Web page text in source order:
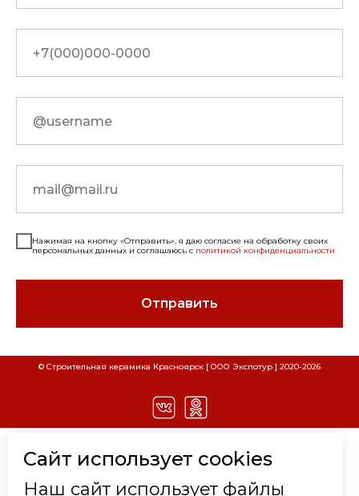
Нажимая на кнопку «Отправить», я даю согласие на обработку своих
персональных данных и соглашаюсь с политикой конфиденциальности
Отправить
СКАЧАТЬ РЕКВИЗИТЫ ООО "СТРОИТЕЛЬНАЯ
Наименование организации
ООО "Строительная
Керамика"
Вид деятельности
Торговля
стройматериалами
Юридический адрес 660077, г.Красноярск, ул.
СКАЧАТЬ РЕКВИЗИТЫ ООО "ЭКСПОТУР"
Наименование организации ООО "Экспотур"
стройматериалами
2465204635
© Строительная керамика Красноярск [ ООО Экспотур ] 2020-2026
КИРПИЧ КЛИНКЕРНЫЙ
Сайт использует cookies
Наш сайт использует файлы